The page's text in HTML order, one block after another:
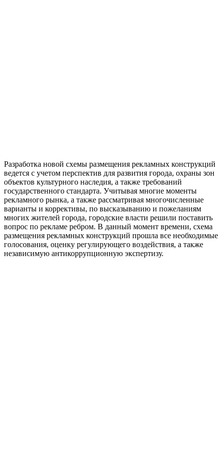
Разработка новой схемы размещения рекламных конструкций
ведется с учетом перспектив для развития города, охраны зон
объектов культурного наследия, а также требований
государственного стандарта. Учитывая многие моменты
рекламного рынка, а также рассматривая многочисленные
варианты и коррективы, по высказыванию и пожеланиям
многих жителей города, городские власти решили поставить
вопрос по рекламе ребром. В данный момент времени, схема
размещения рекламных конструкций прошла все необходимые
голосования, оценку регулирующего воздействия, а также
независимую антикоррупционную экспертизу.